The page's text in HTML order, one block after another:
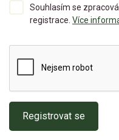
Souhlasím se
registrace. Více
Registrovat se